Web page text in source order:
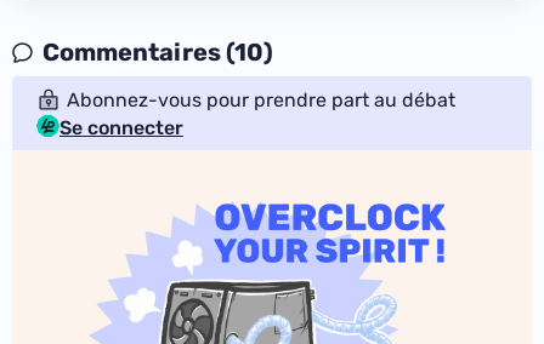
Commentaires (10)
Abonnez-vous pour prendre part au débat
Se connecter